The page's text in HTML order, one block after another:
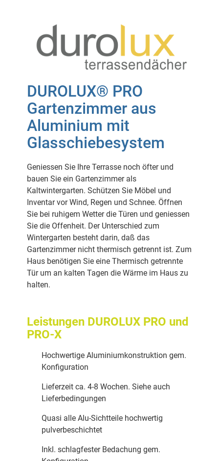
DUROLUX® PRO
Gartenzimmer aus
Aluminium mit
Glasschiebesystem
Geniessen Sie Ihre Terrasse noch öfter und
bauen Sie ein Gartenzimmer als
Kaltwintergarten. Schützen Sie Möbel und
Inventar vor Wind, Regen und Schnee. Öffnen
Sie bei ruhigem Wetter die Türen und geniessen
Sie die Offenheit. Der Unterschied zum
Wintergarten besteht darin, daß das
Gartenzimmer nicht thermisch getrennt ist. Zum
Haus benötigen Sie eine Thermisch getrennte
Tür um an kalten Tagen die Wärme im Haus zu
halten.
Leistungen DUROLUX PRO und
PRO-X
Hochwertige Aluminiumkonstruktion gem.
Konfiguration
Lieferzeit ca. 4-8 Wochen. Siehe auch
Lieferbedingungen
Quasi alle Alu-Sichtteile hochwertig
pulverbeschichtet
Inkl. schlagfester Bedachung gem.